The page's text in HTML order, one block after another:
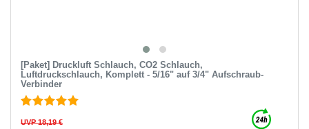
[Paket] Druckluft Schlauch, СO2 Schlauch,
Luftdruckschlauch, Komplett - 5/16" auf 3/4" Aufschraub-
Verbinder
UVP 18,19 €